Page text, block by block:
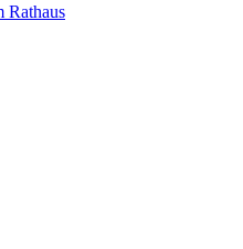
Rathaus